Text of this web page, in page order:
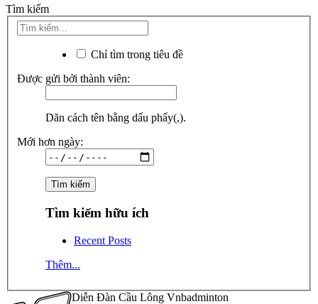
Tìm kiếm
Chỉ tìm trong tiêu đề
Được gửi bởi thành viên:
Dãn cách tên bằng dấu phẩy(,).
Mới hơn ngày:
Tìm kiếm hữu ích
Recent Posts
Thêm...
Diễn Đàn Cầu Lông Vnbadminton